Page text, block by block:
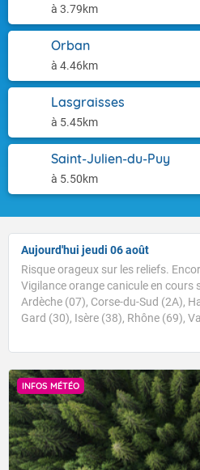
à 3.79km
Orban
à 4.46km
Lasgraisses
à 5.45km
Saint-Julien-du-Puy
à 5.50km
Aujourd'hui jeudi 06 août
Risque orageux sur les reliefs.
Vigilance orange canicule en cours
Ardèche (07), Corse-du-Sud (2A),
Gard (30), Isère (38), Rhône (69),
INFOS MÉTÉO